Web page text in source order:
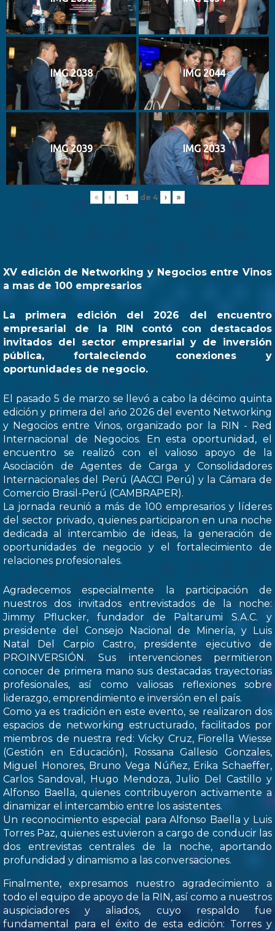
IMG 2038 IMG 2044
IMG 2039 IMG 2033
« ‹ de 4 › »
XV edición de Networking y Negocios entre Vinos
a mas de 100 empresarios
La primera edición del 2026 del encuentro
empresarial de la RIN contó con destacados
invitados del sector empresarial y de inversión
pública, fortaleciendo conexiones y
oportunidades de negocio.
El pasado 5 de marzo se llevó a cabo la décimo quinta
edición y primera del ańo 2026 del evento Networking
y Negocios entre Vinos, organizado por la RIN - Red
Internacional de Negocios. En esta oportunidad, el
encuentro se realizó con el valioso apoyo de la
Asociación de Agentes de Carga y Consolidadores
Internacionales del Perú (AACCI Perú) y la Cámara de
Comercio Brasil-Perú (CAMBRAPER).
La jornada reunió a más de 100 empresarios y líderes
del sector privado, quienes participaron en una noche
dedicada al intercambio de ideas, la generación de
oportunidades de negocio y el fortalecimiento de
relaciones profesionales.
Agradecemos especialmente la participación de
nuestros dos invitados entrevistados de la noche:
Jimmy Pflucker, fundador de Paltarumi S.A.C. y
presidente del Consejo Nacional de Minería, y Luis
Natal Del Carpio Castro, presidente ejecutivo de
PROINVERSIÓN. Sus intervenciones permitieron
conocer de primera mano sus destacadas trayectorias
profesionales, así como valiosas reflexiones sobre
liderazgo, emprendimiento e inversión en el país.
Como ya es tradición en este evento, se realizaron dos
espacios de networking estructurado, facilitados por
miembros de nuestra red: Vicky Cruz, Fiorella Wiesse
(Gestión en Educación), Rossana Gallesio Gonzales,
Miguel Honores, Bruno Vega Núñez, Erika Schaeffer,
Carlos Sandoval, Hugo Mendoza, Julio Del Castillo y
Alfonso Baella, quienes contribuyeron activamente a
dinamizar el intercambio entre los asistentes.
Un reconocimiento especial para Alfonso Baella y Luis
Torres Paz, quienes estuvieron a cargo de conducir las
dos entrevistas centrales de la noche, aportando
profundidad y dinamismo a las conversaciones.
Finalmente, expresamos nuestro agradecimiento a
todo el equipo de apoyo de la RIN, así como a nuestros
auspiciadores y aliados, cuyo respaldo fue
fundamental para el éxito de esta edición: Torres y